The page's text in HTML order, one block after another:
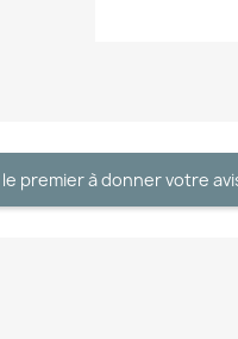
premier à donner votre